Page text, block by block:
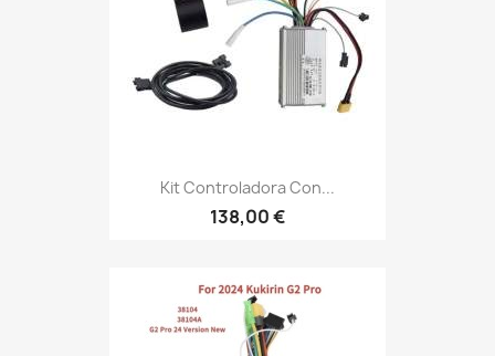
Kit Controladora Con...
138,00 €